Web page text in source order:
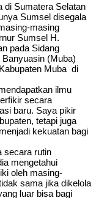
di Sumatera Selatan
Sumsel disegala
masing
Sumsel H.
pada Sidang
(Muba)
Muba di
ilmu
secara
baru. Saya pikir
tetapi juga
kekuatan bagi
secara rutin
mengetahui
oleh masing-
sama jika dikelola
luar bisa bagi